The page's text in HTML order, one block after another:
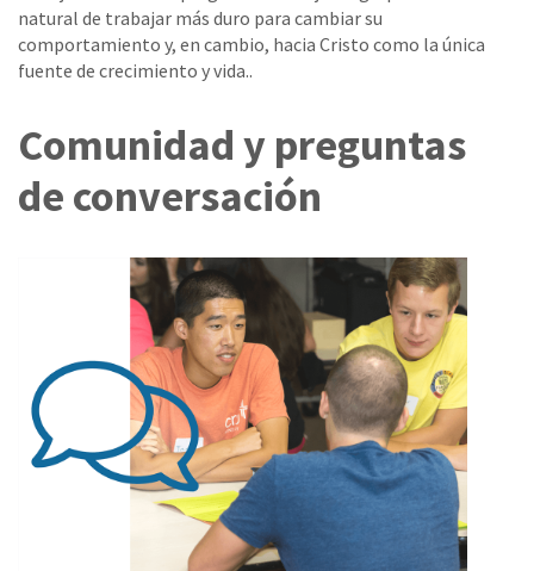
natural de trabajar más duro para cambiar su
comportamiento y, en cambio, hacia Cristo como la única
fuente de crecimiento y vida..
Comunidad y preguntas
de conversación